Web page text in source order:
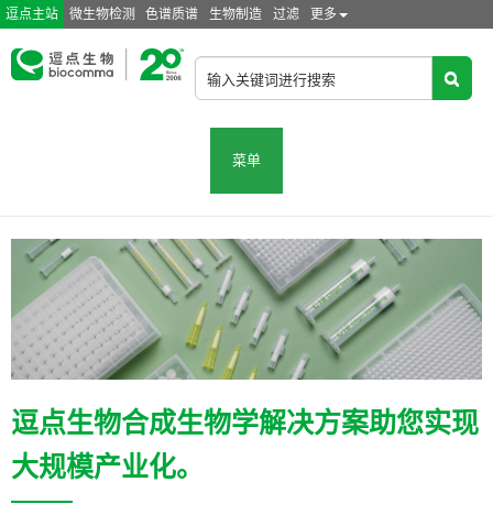
逗点主站 微生物检测 色谱质谱 生物制造 过滤 更多
菜单
逗点生物合成生物学解决方案助您实现
大规模产业化。